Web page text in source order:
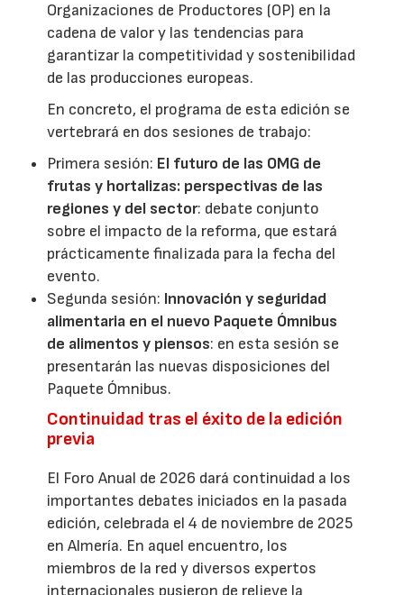
Organizaciones de Productores (OP) en la
cadena de valor y las tendencias para
garantizar la competitividad y sostenibilidad
de las producciones europeas.
En concreto, el programa de esta edición se
vertebrará en dos sesiones de trabajo:
Primera sesión: El futuro de las OMG de
frutas y hortalizas: perspectivas de las
regiones y del sector: debate conjunto
sobre el impacto de la reforma, que estará
prácticamente finalizada para la fecha del
evento.
Segunda sesión: Innovación y seguridad
alimentaria en el nuevo Paquete Ómnibus
de alimentos y piensos: en esta sesión se
presentarán las nuevas disposiciones del
Paquete Ómnibus.
Continuidad tras el éxito de la edición
previa
El Foro Anual de 2026 dará continuidad a los
importantes debates iniciados en la pasada
edición, celebrada el 4 de noviembre de 2025
en Almería. En aquel encuentro, los
miembros de la red y diversos expertos